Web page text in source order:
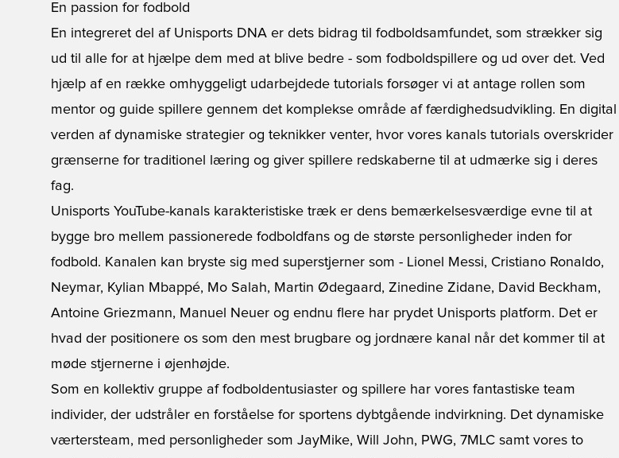
En passion for fodbold
En integreret del af Unisports DNA er dets bidrag til fodboldsamfundet, som strækker sig
ud til alle for at hjælpe dem med at blive bedre - som fodboldspillere og ud over det. Ved
hjælp af en række omhyggeligt udarbejdede tutorials forsøger vi at antage rollen som
mentor og guide spillere gennem det komplekse område af færdighedsudvikling. En digital
verden af dynamiske strategier og teknikker venter, hvor vores kanals tutorials overskrider
grænserne for traditionel læring og giver spillere redskaberne til at udmærke sig i deres
fag.
Unisports YouTube-kanals karakteristiske træk er dens bemærkelsesværdige evne til at
bygge bro mellem passionerede fodboldfans og de største personligheder inden for
fodbold. Kanalen kan bryste sig med superstjerner som - Lionel Messi, Cristiano Ronaldo,
Neymar, Kylian Mbappé, Mo Salah, Martin Ødegaard, Zinedine Zidane, David Beckham,
Antoine Griezmann, Manuel Neuer og endnu flere har prydet Unisports platform. Det er
hvad der positionere os som den mest brugbare og jordnære kanal når det kommer til at
møde stjernerne i øjenhøjde.
Som en kollektiv gruppe af fodboldentusiaster og spillere har vores fantastiske team
individer, der udstråler en forståelse for sportens dybtgående indvirkning. Det dynamiske
værtersteam, med personligheder som JayMike, Will John, PWG, 7MLC samt vores to